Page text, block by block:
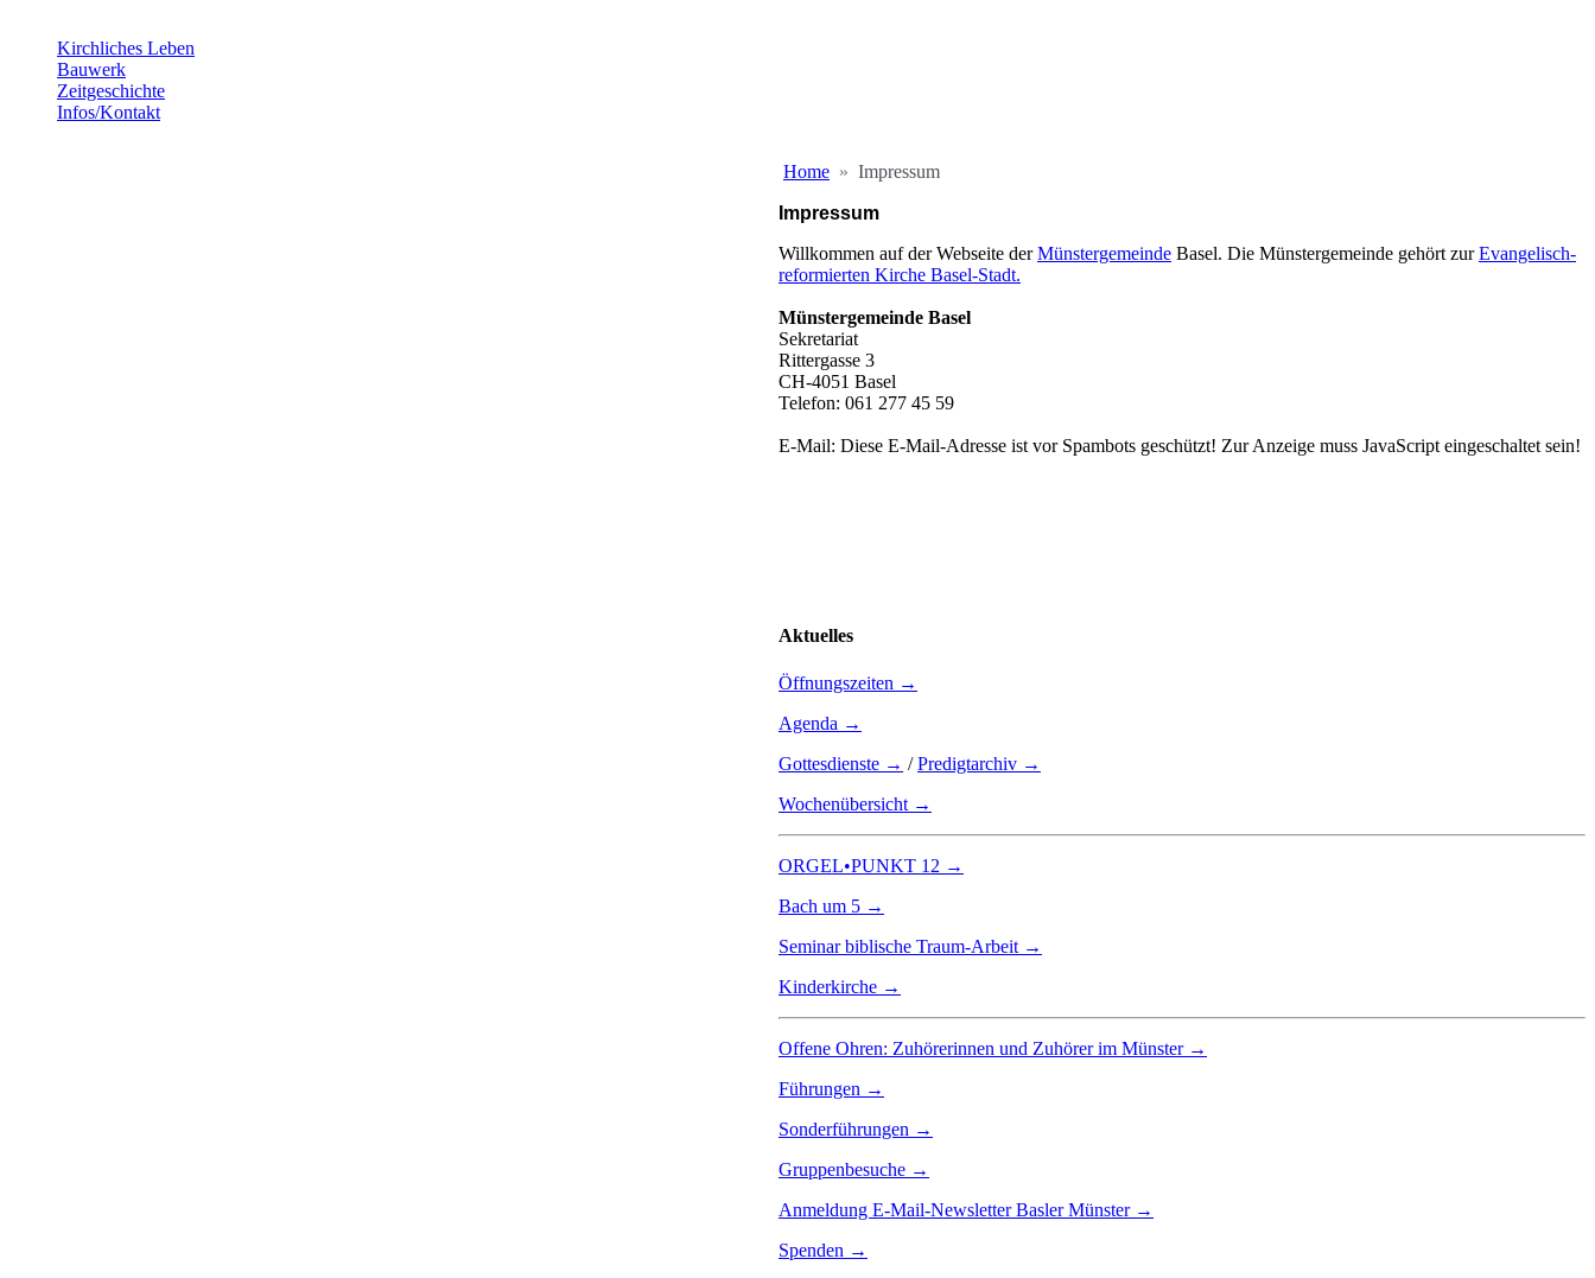
Kirchliches Leben
Bauwerk
Zeitgeschichte
Infos/Kontakt
Home Impressum
Impressum
Willkommen auf der Webseite derMünstergemeinde Basel. Die Münstergemeinde gehört zurEvangelisch-
reformierten Kirche Basel-Stadt.
Münstergemeinde Basel
Sekretariat
Rittergasse 3
CH-4051 Basel
Telefon: 061 277 45 59
E-Mail: Diese E-Mail-Adresse ist vor Spambots geschützt! Zur Anzeige muss JavaScript eingeschaltet sein!
Aktuelles
Öffnungszeiten →
Agenda →
Gottesdienste → /Predigtarchiv →
Wochenübersicht →
ORGEL•PUNKT 12 →
Bach um 5 →
Seminar biblische Traum-Arbeit →
Kinderkirche →
Offene Ohren: Zuhörerinnen und Zuhörer im Münster →
Führungen →
Sonderführungen →
Gruppenbesuche →
Anmeldung E-Mail-Newsletter Basler Münster →
Spenden →